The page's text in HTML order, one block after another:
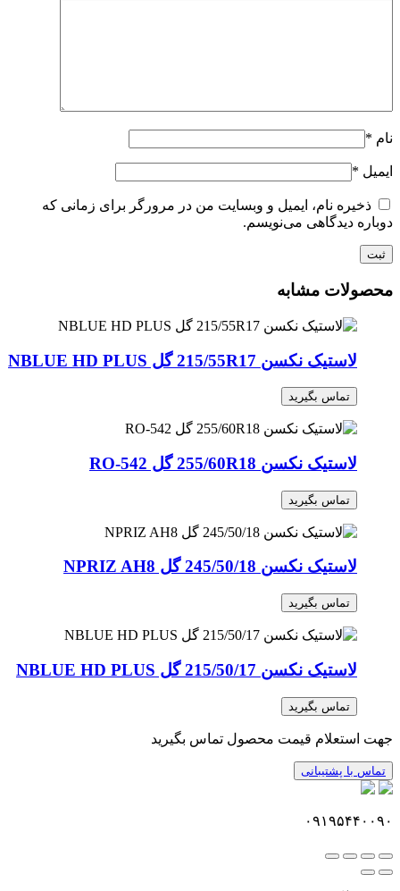
نام *
ایمیل *
ذخیره نام، ایمیل و وبسایت من در مرورگر برای زمانی که
دوباره دیدگاهی می‌نویسم.
محصولات مشابه
لاستیک نکسن 215/55R17 گل NBLUE HD PLUS
تماس بگیرید
لاستیک نکسن 255/60R18 گل RO-542
تماس بگیرید
لاستیک نکسن 245/50/18 گل NPRIZ AH8
تماس بگیرید
لاستیک نکسن 215/50/17 گل NBLUE HD PLUS
تماس بگیرید
جهت استعلام قیمت محصول تماس بگیرید
تماس با پشتیبانی
۰۹۱۹۵۴۴۰۰۹۰